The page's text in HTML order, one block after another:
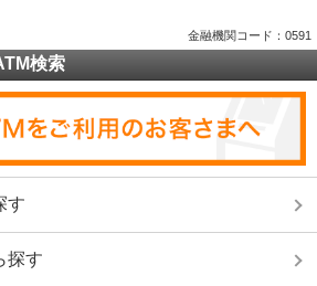
金融機関コード：0591
検索
す
探す